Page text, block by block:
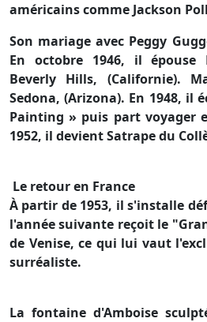
américains comme Jackson
Son mariage avec Peggy
En octobre 1946, il épouse
Beverly Hills, (Californie).
Sedona, (Arizona). En 1948, il
Painting » puis part voyager
1952, il devient Satrape du
Le retour en France
À partir de 1953, il s'installe
l'année suivante reçoit le
de Venise, ce qui lui vaut
surréaliste.
La fontaine d'Amboise